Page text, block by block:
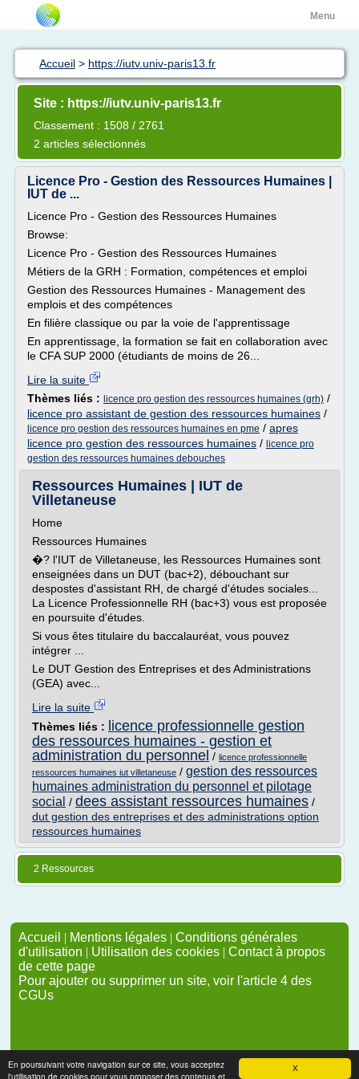
X
En poursuivant votre navigation sur ce site, vous acceptez
l'utilisation de cookies pour vous proposer des contenus et
Menu
Accueil > https://iutv.univ-paris13.fr
Site : https://iutv.univ-paris13.fr
Classement : 1508 / 2761
2 articles sélectionnés
Licence Pro - Gestion des Ressources Humaines |
IUT de ...
Licence Pro - Gestion des Ressources Humaines
Browse:
Licence Pro - Gestion des Ressources Humaines
Métiers de la GRH : Formation, compétences et emploi
Gestion des Ressources Humaines - Management des
emplois et des compétences
En filière classique ou par la voie de l'apprentissage
En apprentissage, la formation se fait en collaboration avec
le CFA SUP 2000 (étudiants de moins de 26...
Lire la suite
Thèmes liés : licence pro gestion des ressources humaines (grh) /
licence pro assistant de gestion des ressources humaines /
licence pro gestion des ressources humaines en pme / apres
licence pro gestion des ressources humaines / licence pro
gestion des ressources humaines debouches
Ressources Humaines | IUT de
Villetaneuse
Home
Ressources Humaines
�? l'IUT de Villetaneuse, les Ressources Humaines sont
enseignées dans un DUT (bac+2), débouchant sur
despostes d'assistant RH, de chargé d'études sociales...
La Licence Professionnelle RH (bac+3) vous est proposée
en poursuite d'études.
Si vous êtes titulaire du baccalauréat, vous pouvez
intégrer ...
Le DUT Gestion des Entreprises et des Administrations
(GEA) avec...
Lire la suite
Thèmes liés :
licence professionnelle gestion
des ressources humaines - gestion et
administration du personnel / licence professionnelle
ressources humaines iut villetaneuse / gestion des ressources
humaines administration du personnel et pilotage
social / dees assistant ressources humaines /
dut gestion des entreprises et des administrations option
ressources humaines
2 Ressources
Accueil | Mentions légales | Conditions générales
d'utilisation | Utilisation des cookies | Contact à propos
de cette page
Pour ajouter ou supprimer un site, voir l'article 4 des
CGUs